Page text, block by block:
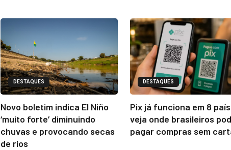
DESTAQUES
Novo boletim indica El Niño
‘muito forte’ diminuindo
chuvas e provocando secas
de rios
DESTAQUES
Pix já funciona em 8
veja onde brasileiros
pagar compras sem